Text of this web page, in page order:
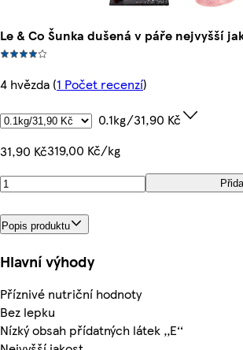
Le & Co Šunka dušená v páře nejvyšší
4 hvězda (1 Počet recenzí)
0.1kg/31,90 Kč
31,90 Kč319,00 Kč/kg
Popis produktu
Hlavní výhody
Příznivé nutriční hodnoty
Bez lepku
Nízký obsah přídatných látek ‚‚E‘‘